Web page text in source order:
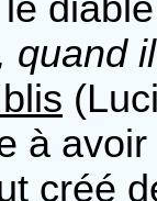
le
quand
à
créé